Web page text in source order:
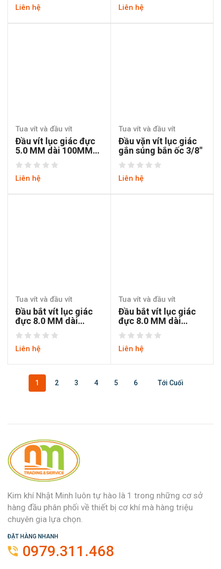
Liên hệ Liên hệ
Tua vít và đầu vít
Đầu vít lục giác đực
5.0 MM dài 100MM
chuôi lục thép S2
Liên hệ
Tua vít và đầu vít
Đầu vặn vít lục giác
gắn súng bắn ốc 3/8″
Liên hệ
Tua vít và đầu vít
Đầu bắt vít lục giác
đực 8.0 MM dài
50MM chuôi lục thép
S2
Liên hệ
Tua vít và đầu vít
Đầu bắt vít lục giác
đực 8.0 MM dài
100MM chuôi lục
thép S2
Liên hệ
1 2 3 4 5 6 Tới Cuối
Kim khí Nhật Minh luôn tự hào là 1 trong những cơ sở
hàng đầu phân phối về thiết bị cơ khí mà hàng triệu
chuyên gia lựa chọn.
ĐẶT HÀNG NHANH
0979.311.468